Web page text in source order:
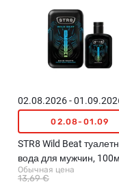
02.08.2026 -
02.08-01.09
STR8 Wild Beat
вода для мужчин,
Обычная цена
13,69 €